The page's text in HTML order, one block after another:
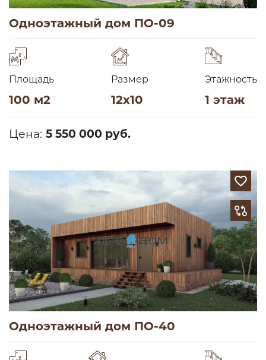
Одноэтажный дом ПО-09
Площадь
100 м2
Размер
12х10
Этажность
1 этаж
Цена: 5 550 000 руб.
Одноэтажный дом ПО-40